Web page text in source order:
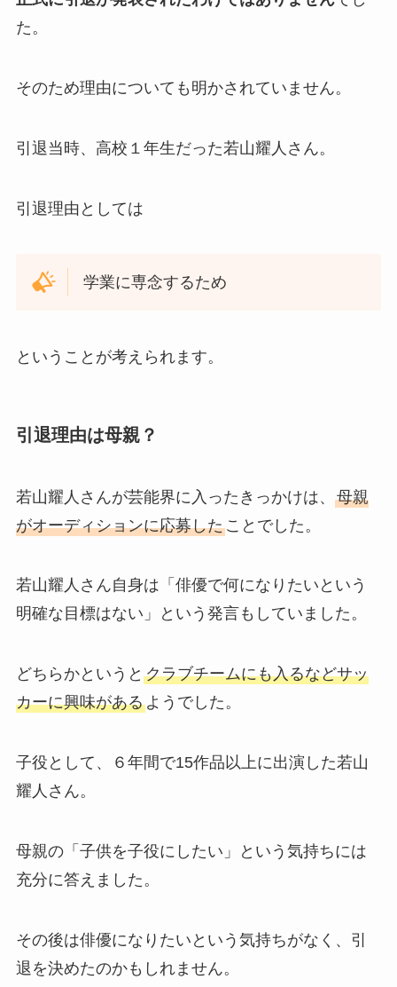
た。
そのため理由についても明かされていません。
引退当時、高校１年生だった若山耀人さん。
引退理由としては
学業に専念するため
ということが考えられます。
引退理由は母親？
若山耀人さんが芸能界に入ったきっかけは、 母親
がオーディションに応募したことでした。
若山耀人さん自身は「俳優で何になりたいという
明確な目標はない」という発言もしていました。
どちらかというと クラブチームにも入るなどサッ
カーに興味があるようでした。
子役として、６年間で15作品以上に出演した若山
耀人さん。
母親の「子供を子役にしたい」という気持ちには
充分に答えました。
その後は俳優になりたいという気持ちがなく、引
退を決めたのかもしれません。